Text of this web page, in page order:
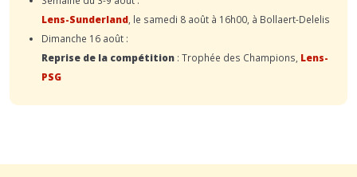
Lens-Sunderland , le samedi 8 août à 16h00, à Bollaert-Delelis
Dimanche 16 août :
Reprise de la compétition : Trophée des Champions, Lens-
PSG